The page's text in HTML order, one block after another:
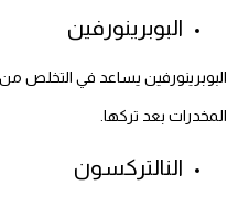
البوبرينورفين
البوبرينورفين يساعد في التخلص
المخدرات بعد تركها.
النالتركسون